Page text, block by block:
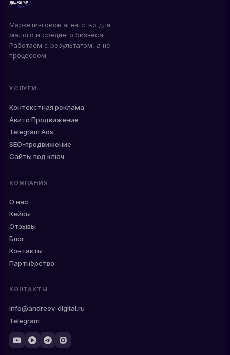
Маркетинговое агентство для
малого и среднего бизнеса.
Работаем с результатом, а не
процессом.
УСЛУГИ
Контекстная реклама
Авито Продвижение
Telegram Ads
SEO-продвижение
Сайты под ключ
КОМПАНИЯ
О нас
Кейсы
Отзывы
Блог
Контакты
Партнёрство
КОНТАКТЫ
info@andreev-digital.ru
Telegram